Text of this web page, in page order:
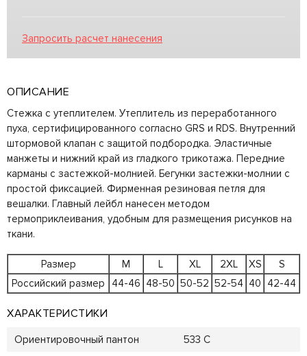
Запросить расчет нанесения
ОПИСАНИЕ
Стежка с утеплителем. Утеплитель из переработанного
пуха, сертифицированного согласно GRS и RDS. Внутренний
штормовой клапан с защитой подбородка. Эластичные
манжеты и нижний край из гладкого трикотажа. Передние
карманы с застежкой-молнией. Бегунки застежки-молнии с
простой фиксацией. Фирменная резиновая петля для
вешалки. Главный лейбл нанесен методом
термоприклеивания, удобным для размещения рисунков на
ткани.
Размер M L XL 2XL XS
S
Российский размер
44-46 48-50 50-52 52-54 40 42-44
ХАРАКТЕРИСТИКИ
Ориентировочный пантон
533 C